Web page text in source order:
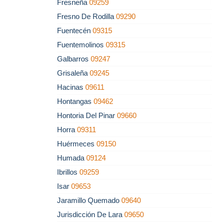
Fresneña 09259
Fresno De Rodilla 09290
Fuentecén 09315
Fuentemolinos 09315
Galbarros 09247
Grisaleña 09245
Hacinas 09611
Hontangas 09462
Hontoria Del Pinar 09660
Horra 09311
Huérmeces 09150
Humada 09124
Ibrillos 09259
Isar 09653
Jaramillo Quemado 09640
Jurisdicción De Lara 09650